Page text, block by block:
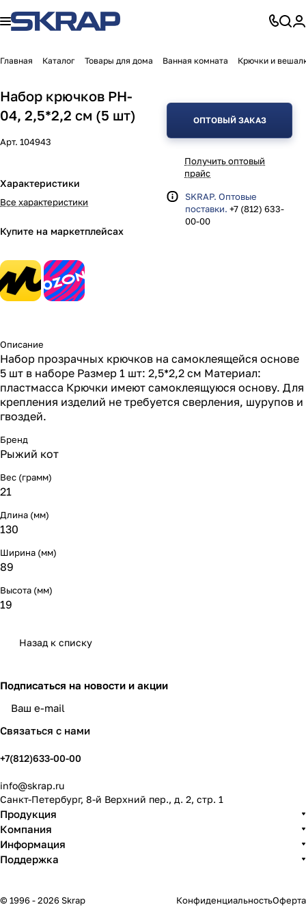
Главная Каталог Товары для дома Ванная комната Крючки и
Набор крючков PH-
04, 2,5*2,2 см (5 шт)
Арт. 104943
Характеристики
Все характеристики
Купите на маркетплейсах
ОПТОВЫЙ ЗАКАЗ
Получить оптовый
прайс
SKRAP. Оптовые
поставки. +7 (812) 633-
00-00
Описание
Набор прозрачных крючков на самоклеящейся основе
5 шт в наборе Размер 1 шт: 2,5*2,2 см Материал:
пластмасса Крючки имеют самоклеящуюся основу. Для
крепления изделий не требуется сверления, шурупов и
гвоздей.
Бренд
Рыжий кот
Вес (грамм)
21
Длина (мм)
130
Ширина (мм)
89
Высота (мм)
19
Назад к списку
Подписаться на новости и акции
Связаться с нами
+7(812)633-00-00
info@skrap.ru
Санкт-Петербург, 8-й Верхний пер., д. 2, стр. 1
Продукция
Компания
Информация
Поддержка
© 1996 - 2026 Skrap КонфиденциальностьОферта